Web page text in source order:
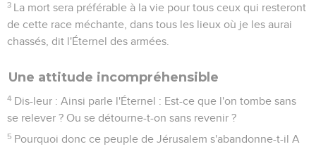
3 La mort sera préférable à la vie pour tous ceux qui resteront
de cette race méchante, dans tous les lieux où je les aurai
chassés, dit l'Éternel des armées.
Une attitude incompréhensible
4 Dis-leur : Ainsi parle l'Éternel : Est-ce que l'on tombe sans
se relever ? Ou se détourne-t-on sans revenir ?
5 Pourquoi donc ce peuple de Jérusalem s'abandonne-t-il A